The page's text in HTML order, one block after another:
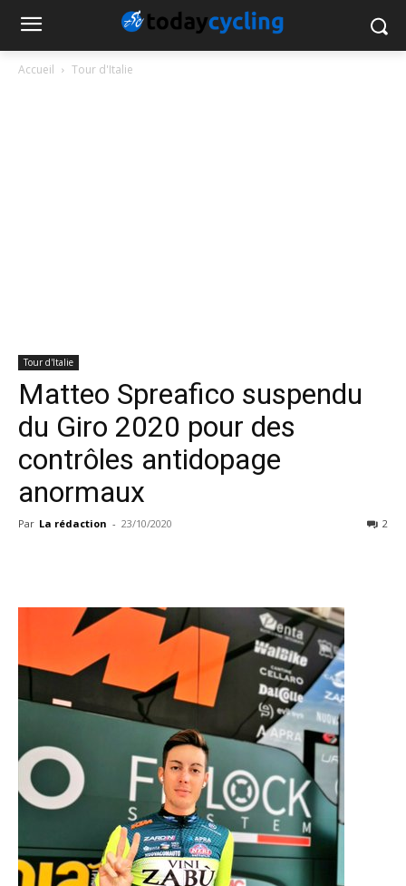
Accueil Tour d'Italie
Tour d'Italie
Matteo Spreafico suspendu
du Giro 2020 pour des
contrôles antidopage
anormaux
Par La rédaction - 23/10/2020 2